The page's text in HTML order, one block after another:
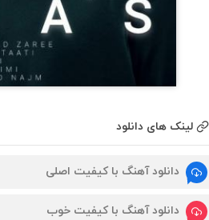
لینک های دانلود
دانلود آهنگ با کیفیت اصلی
دانلود آهنگ با کیفیت خوب